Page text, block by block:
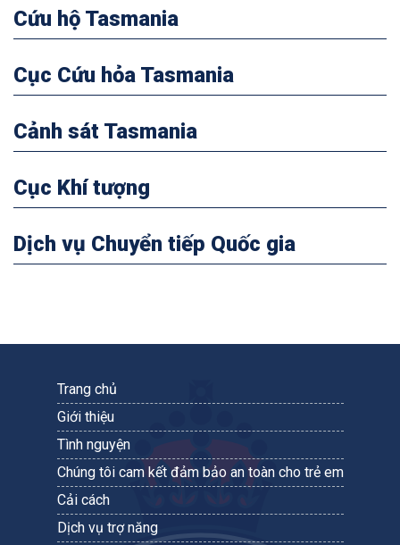
Cứu hộ Tasmania
Cục Cứu hỏa Tasmania
Cảnh sát Tasmania
Cục Khí tượng
Dịch vụ Chuyển tiếp Quốc gia
Trang chủ
Giới thiệu
Tình nguyện
Chúng tôi cam kết đảm bảo an toàn cho trẻ em
Cải cách
Dịch vụ trợ năng